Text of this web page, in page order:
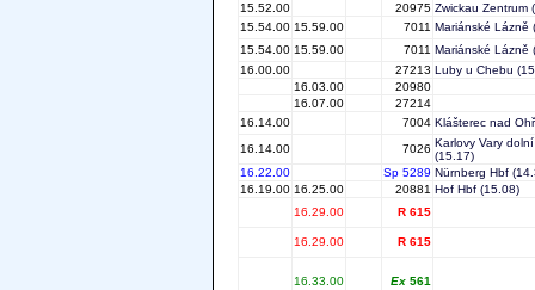
15.52.00
20975 Zwickau Zentrum
15.54.00 15.59.00 7011 Mariánské Lázně
15.54.00 15.59.00 7011 Mariánské Lázně
16.00.00
27213 Luby u Chebu
16.03.00
20980
16.07.00
27214
16.14.00
7004 Klášterec nad
16.14.00
7026 Karlovy Vary
(15.17)
16.22.00
Sp 5289 Nürnberg Hbf
16.19.00 16.25.00 20881 Hof Hbf (15.08)
16.29.00
R 615
16.29.00 R 615
16.33.00 Ex 561